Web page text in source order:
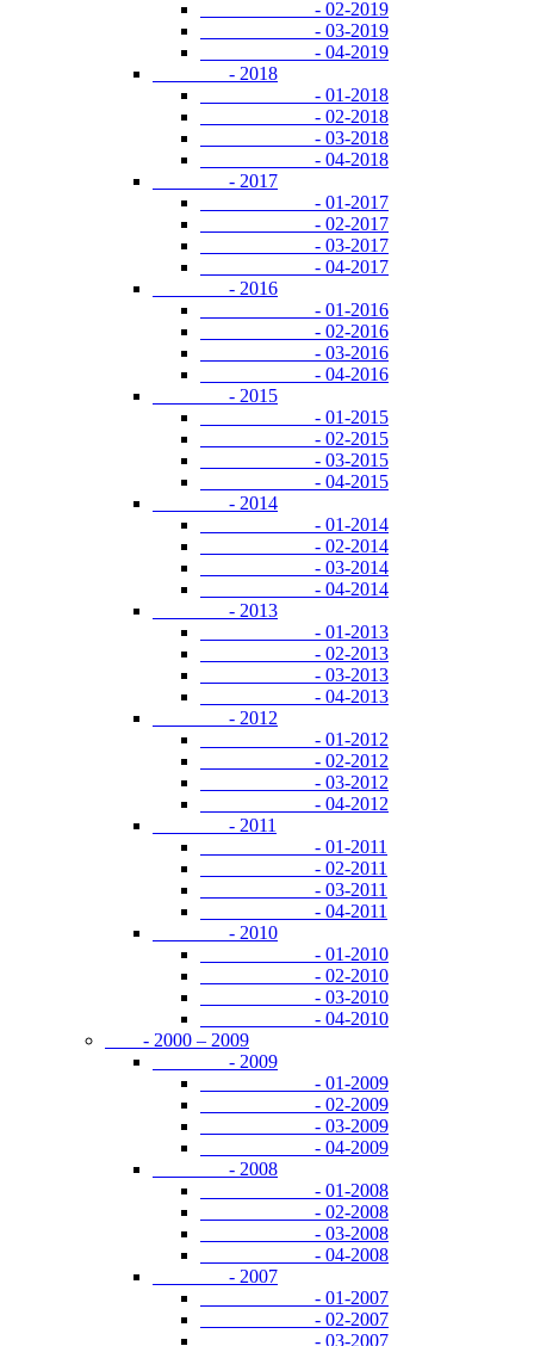
- 02-2019
- 03-2019
- 04-2019
- 2018
- 01-2018
- 02-2018
- 03-2018
- 04-2018
- 2017
- 01-2017
- 02-2017
- 03-2017
- 04-2017
- 2016
- 01-2016
- 02-2016
- 03-2016
- 04-2016
- 2015
- 01-2015
- 02-2015
- 03-2015
- 04-2015
- 2014
- 01-2014
- 02-2014
- 03-2014
- 04-2014
- 2013
- 01-2013
- 02-2013
- 03-2013
- 04-2013
- 2012
- 01-2012
- 02-2012
- 03-2012
- 04-2012
- 2011
- 01-2011
- 02-2011
- 03-2011
- 04-2011
- 2010
- 01-2010
- 02-2010
- 03-2010
- 04-2010
- 2000 – 2009
- 2009
- 01-2009
- 02-2009
- 03-2009
- 04-2009
- 2008
- 01-2008
- 02-2008
- 03-2008
- 04-2008
- 2007
- 01-2007
- 02-2007
- 03-2007